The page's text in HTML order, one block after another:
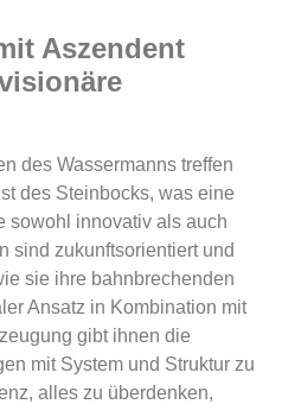
Aszendent
des Wassermanns treffen
des Steinbocks, was eine
sowohl innovativ als auch
sind zukunftsorientiert und
sie ihre bahnbrechenden
Ansatz in Kombination mit
gibt ihnen die
mit System und Struktur zu
alles zu überdenken,